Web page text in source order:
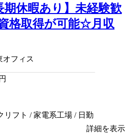
期休暇あり】未経験歓
格取得が可能☆月収
オフィス
円
リフト / 家電系工場 / 日勤
詳細を表示